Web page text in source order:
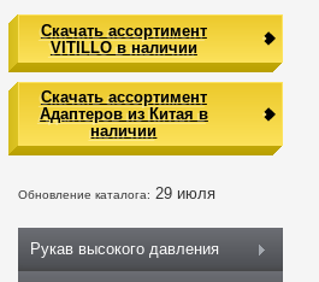
Скачать ассортимент
VITILLO в наличии
Скачать ассортимент
Адаптеров из Китая в
наличии
Обновление каталога: 29 июля
Рукав высокого давления